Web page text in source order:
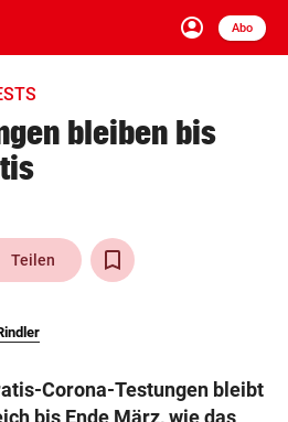
account_circle
Anmelden
Abo
close Schließen
arrow_right
bleiben bis
Teilen
Corona-Testungen bleibt
bis Ende März, wie das